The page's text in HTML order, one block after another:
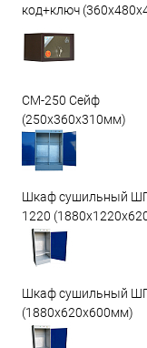
код+ключ
СМ-250 Сейф
(250х360х310мм)
Шкаф сушильный
1220
Шкаф сушильный
(1880x620x600мм)